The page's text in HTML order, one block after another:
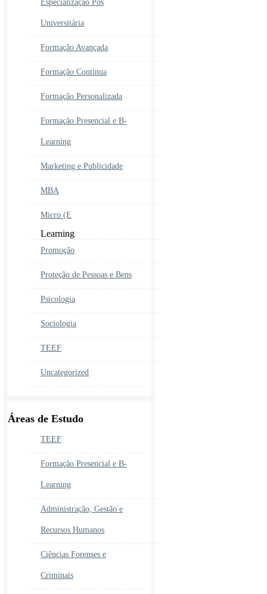
Especialização Pós
Universitária
Formação Avançada
Formação Contínua
Formação Personalizada
Formação Presencial e B-
Learning
Marketing e Publicidade
MBA
Micro (E
Learning
Promoção
Proteção de Pessoas e Bens
Psicologia
Sociologia
TEEF
Uncategorized
Áreas de Estudo
TEEF
Formação Presencial e B-
Learning
Administração, Gestão e
Recursos Humanos
Ciências Forenses e
Criminais